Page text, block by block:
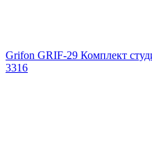
Grifon GRIF-29 Комплект
3316